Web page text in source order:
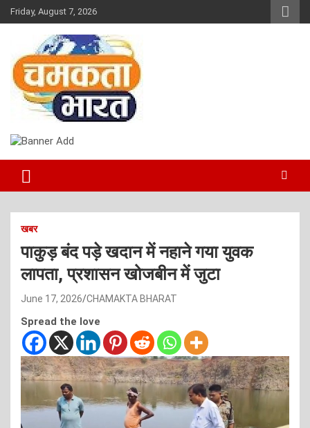
Skip
to
Friday, August 7, 2026
CHAMAKTA BHARAT
खबर
पाकुड़ बंद पड़े खदान में नहाने गया युवक
लापता, प्रशासन खोजबीन में जुटा
June 17, 2026 CHAMAKTA BHARAT
Spread the love